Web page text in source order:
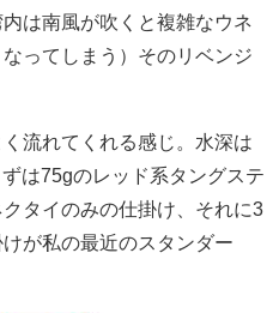
は南風が吹くと複雑なウネ
ってしまう）そのリベンジ
流れてくれる感じ。水深は
は75gのレッド系タングステ
タイのみの仕掛け、それに3
が私の最近のスタンダー